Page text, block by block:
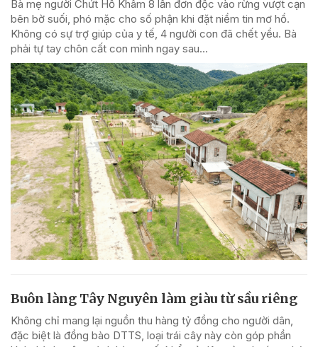
Bà mẹ người Chứt Hồ Khâm 8 lần đơn độc vào rừng vượt cạn
bên bờ suối, phó mặc cho số phận khi đặt niềm tin mơ hồ.
Không có sự trợ giúp của y tế, 4 người con đã chết yểu. Bà
phải tự tay chôn cất con mình ngay sau...
Buôn làng Tây Nguyên làm giàu từ sầu riêng
Không chỉ mang lại nguồn thu hàng tỷ đồng cho người dân,
đặc biệt là đồng bào DTTS, loại trái cây này còn góp phần